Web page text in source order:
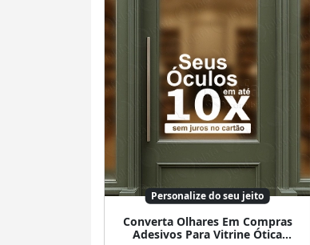
Personalize do seu jeito
Converta Olhares Em Compras
Adesivos Para Vitrine Ótica